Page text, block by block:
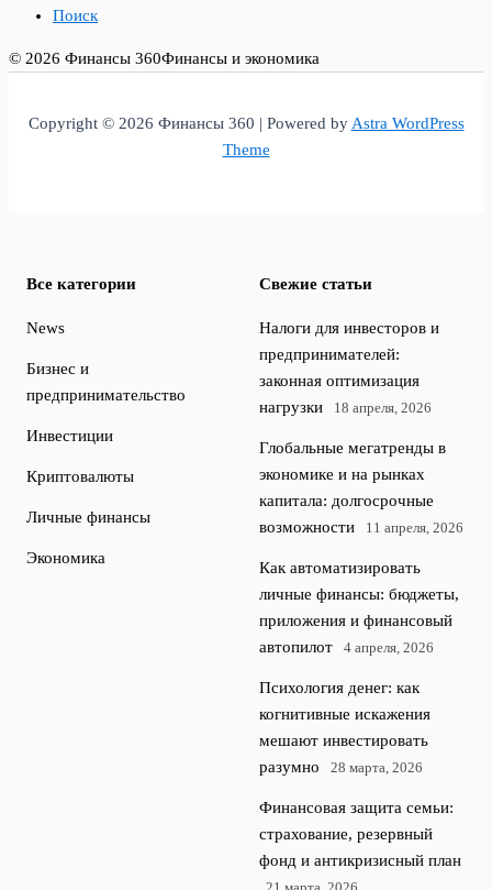
Поиск
© 2026 Финансы 360Финансы и экономика
Copyright © 2026 Финансы 360 | Powered byAstra WordPress
Theme
Все категории
News
Бизнес и
предпринимательство
Инвестиции
Криптовалюты
Личные финансы
Экономика
Свежие статьи
Налоги для инвесторов и
предпринимателей:
законная оптимизация
нагрузки
18 апреля, 2026
Глобальные мегатренды в
экономике и на рынках
капитала: долгосрочные
возможности
11 апреля, 2026
Как автоматизировать
личные финансы: бюджеты,
приложения и финансовый
автопилот
4 апреля, 2026
Психология денег: как
когнитивные искажения
мешают инвестировать
разумно
28 марта, 2026
Финансовая защита семьи:
страхование, резервный
фонд и антикризисный план